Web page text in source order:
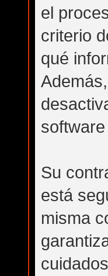
el
criterio
qué
Su
está
misma